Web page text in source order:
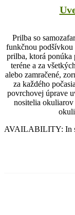
Prilba so
funkčnou podšívkou
prilba, ktorá
teréne a za
alebo zamračené,
za každého
povrchovej úprave
nositelia
AVAILABILITY: In